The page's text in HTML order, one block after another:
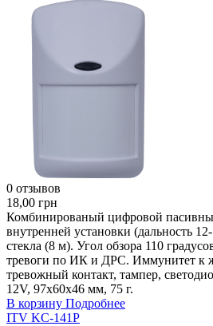
0 отзывов
18,00 грн
Комбинированый цифровой
внутренней установки (дальность
стекла (8 м). Угол обзора 110
тревоги по ИК и ДРС. Иммунитет к
тревожный контакт, тампер,
12V, 97х60х46 мм, 75 г.
В корзину Подробнее
ITV KC-141P